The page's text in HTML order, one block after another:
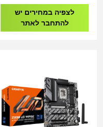
לצפיה במחירים יש
להתחבר לאתר